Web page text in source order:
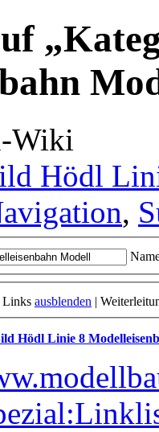
Wiki
Hödl
,
Links ausblenden |
Hödl Linie 8